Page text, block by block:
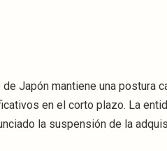
Japón mantiene una postura
en el corto plazo. La
la suspensión de la